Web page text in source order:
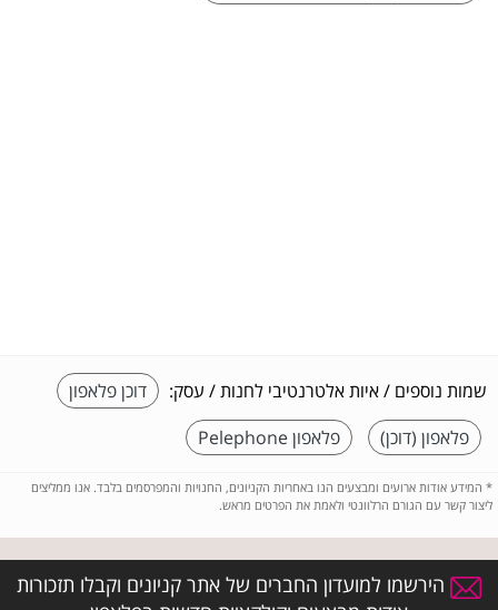
שמות נוספים / איות אלטרנטיבי לחנות / עסק:
דוכן פלאפון
פלאפון (דוכן)
פלאפון Pelephone
* המידע אודות ארועים ומבצעים הנו באחריות הקניונים, החנויות והמפרסמים בלבד. אנו ממליצים
ליצור קשר עם הגורם הרלוונטי ולאמת את הפרטים מראש.
הירשמו למועדון החברים של אתר קניונים וקבלו תזכורות